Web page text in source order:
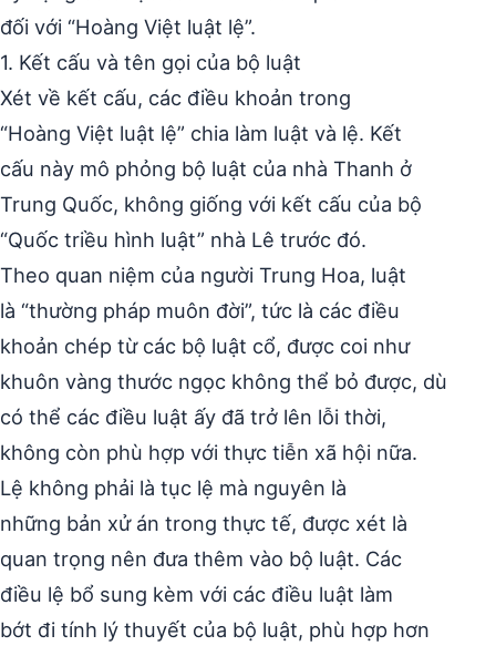
đối với “Hoàng Việt luật lệ”.
1. Kết cấu và tên gọi của bộ luật
Xét về kết cấu, các điều khoản trong
“Hoàng Việt luật lệ” chia làm luật và lệ. Kết
cấu này mô phỏng bộ luật của nhà Thanh ở
Trung Quốc, không giống với kết cấu của bộ
“Quốc triều hình luật” nhà Lê trước đó.
Theo quan niệm của người Trung Hoa, luật
là “thường pháp muôn đời”, tức là các điều
khoản chép từ các bộ luật cổ, được coi như
khuôn vàng thước ngọc không thể bỏ được, dù
có thể các điều luật ấy đã trở lên lỗi thời,
không còn phù hợp với thực tiễn xã hội nữa.
Lệ không phải là tục lệ mà nguyên là
những bản xử án trong thực tế, được xét là
quan trọng nên đưa thêm vào bộ luật. Các
điều lệ bổ sung kèm với các điều luật làm
bớt đi tính lý thuyết của bộ luật, phù hợp hơn